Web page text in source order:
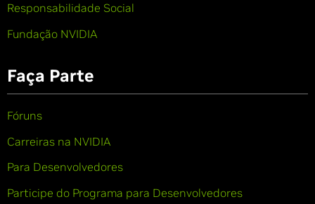
Responsabilidade Social
Fundação NVIDIA
Faça Parte
Fóruns
Carreiras na NVIDIA
Para Desenvolvedores
Participe do Programa para Desenvolvedores